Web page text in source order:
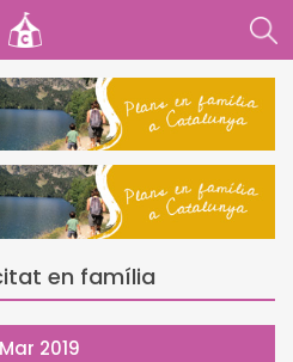
en família
2019